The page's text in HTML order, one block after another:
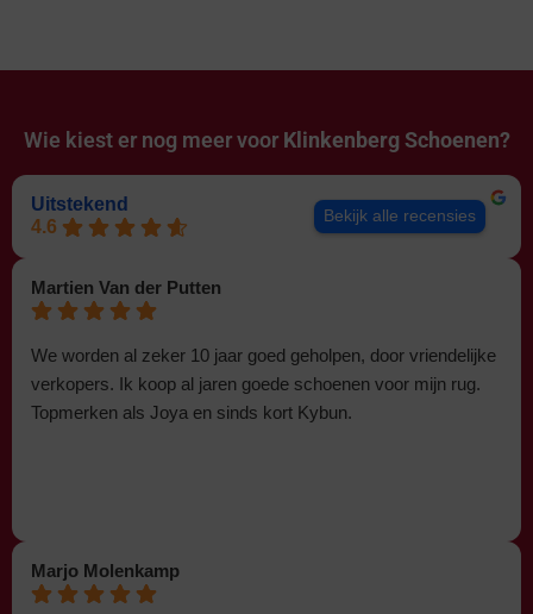
Wie kiest er nog meer voor Klinkenberg Schoenen?
Uitstekend
4.6
Bekijk alle recensies
Martien Van der Putten
We worden al zeker 10 jaar goed geholpen, door vriendelijke
verkopers. Ik koop al jaren goede schoenen voor mijn rug.
Topmerken als Joya en sinds kort Kybun.
Marjo Molenkamp